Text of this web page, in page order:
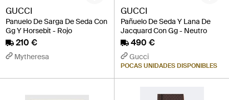
GUCCI
Panuelo De Sarga De Seda Con
Gg Y Horsebit - Rojo
210 €
Mytheresa
GUCCI
Pañuelo De Seda Y Lana De
Jacquard Con Gg - Neutro
490 €
Gucci
POCAS UNIDADES DISPONIBLES